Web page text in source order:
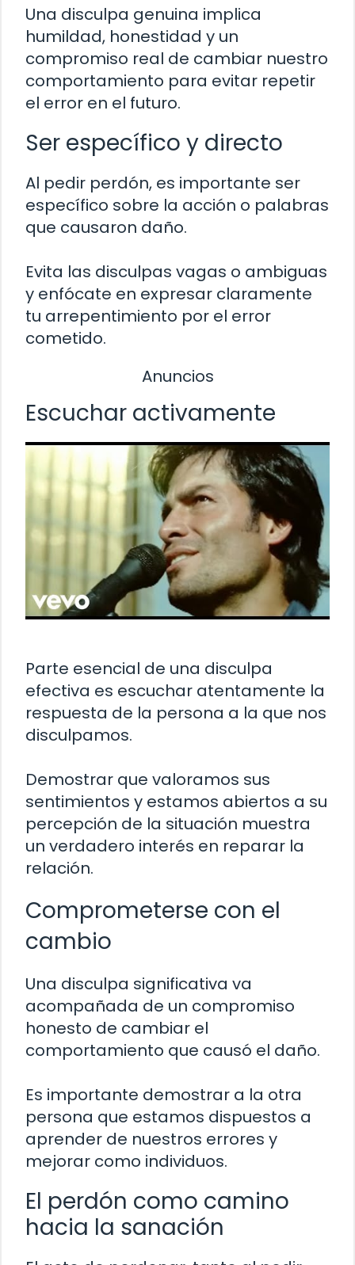
Una disculpa genuina implica
humildad, honestidad y un
compromiso real de cambiar nuestro
comportamiento para evitar repetir
el error en el futuro.
Ser específico y directo
Al pedir perdón, es importante ser
específico sobre la acción o palabras
que causaron daño.
Evita las disculpas vagas o ambiguas
y enfócate en expresar claramente
tu arrepentimiento por el error
cometido.
Anuncios
Escuchar activamente
Parte esencial de una disculpa
efectiva es escuchar atentamente la
respuesta de la persona a la que nos
disculpamos.
Demostrar que valoramos sus
sentimientos y estamos abiertos a su
percepción de la situación muestra
un verdadero interés en reparar la
relación.
Comprometerse con el
cambio
Una disculpa significativa va
acompañada de un compromiso
honesto de cambiar el
comportamiento que causó el daño.
Es importante demostrar a la otra
persona que estamos dispuestos a
aprender de nuestros errores y
mejorar como individuos.
El perdón como camino
hacia la sanación